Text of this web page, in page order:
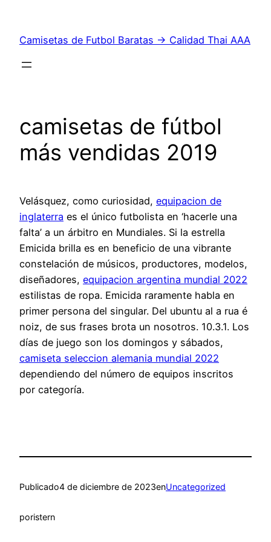
contenido
Camisetas de Futbol Baratas → Calidad Thai AAA
camisetas de fútbol
más vendidas 2019
Velásquez, como curiosidad, equipacion de
inglaterra es el único futbolista en ‘hacerle una
falta’ a un árbitro en Mundiales. Si la estrella
Emicida brilla es en beneficio de una vibrante
constelación de músicos, productores, modelos,
diseñadores, equipacion argentina mundial 2022
estilistas de ropa. Emicida raramente habla en
primer persona del singular. Del ubuntu al a rua é
noiz, de sus frases brota un nosotros. 10.3.1. Los
días de juego son los domingos y sábados,
camiseta seleccion alemania mundial 2022
dependiendo del número de equipos inscritos
por categoría.
Publicado4 de diciembre de 2023enUncategorized
poristern